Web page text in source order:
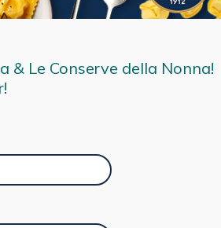
Le Conserve della Nonna!